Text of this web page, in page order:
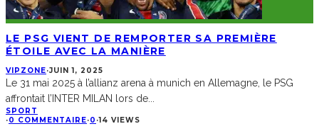
LE PSG VIENT DE REMPORTER SA PREMIÈRE
ÉTOILE AVEC LA MANIÈRE
VIPZONE·JUIN 1, 2025
Le 31 mai 2025 à l’allianz arena à munich en Allemagne, le PSG
affrontait l’INTER MILAN lors de
SPORT
·0 COMMENTAIRE·0 ·14 VIEWS